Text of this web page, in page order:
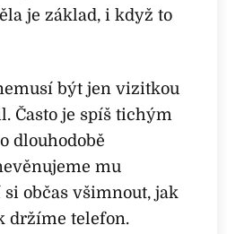
je základ, i když to
být jen vizitkou
Často je spíš tichým
dlouhodobě
mu
si občas všimnout, jak
držíme telefon.